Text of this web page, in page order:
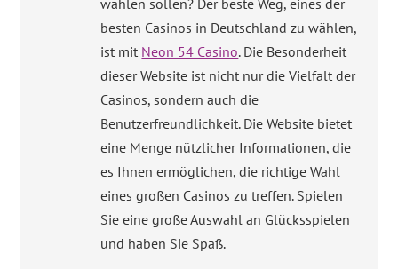
wählen sollen? Der beste Weg, eines der
besten Casinos in Deutschland zu wählen,
ist mit Neon 54 Casino. Die Besonderheit
dieser Website ist nicht nur die Vielfalt der
Casinos, sondern auch die
Benutzerfreundlichkeit. Die Website bietet
eine Menge nützlicher Informationen, die
es Ihnen ermöglichen, die richtige Wahl
eines großen Casinos zu treffen. Spielen
Sie eine große Auswahl an Glücksspielen
und haben Sie Spaß.